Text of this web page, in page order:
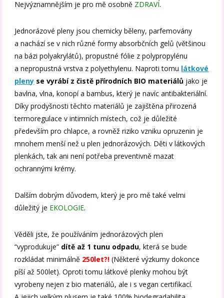
Nejvýznamnějším je pro mě osobně ZDRAVÍ.
Jednorázové pleny jsou chemicky běleny, parfemovány
a nachází se v nich různé formy absorbčních gelů (většinou
na bázi polyakrylátů), propustné fólie z polypropylénu
a nepropustná vrstva z polyethylenu. Naproti tomu látkové
pleny se vyrábí z čistě přírodních BIO materiálů jako je
bavlna, vlna, konopí a bambus, který je navíc antibakteriální.
Díky prodyšnosti těchto materiálů je zajištěna přirozená
termoregulace v intimních místech, což je důležité
především pro chlapce, a rovněž riziko vzniku opruzenin je
mnohem menší než u plen jednorázových. Děti v látkových
plenkách, tak ani není potřeba preventivně mazat
ochrannými krémy.
Dalším dobrým důvodem, který je pro mě také velmi
důležitý je EKOLOGIE.
Věděli jste, že používáním jednorázových plen
“vyprodukuje” dítě až 1 tunu odpadu, která se bude
rozkládat minimálně 250let?! (Některé výzkumy dokonce
píší až 500let). Oproti tomu látkové plenky mohou být
vyrobeny nejen z bio materiálů, ale i s vegan certifikací.